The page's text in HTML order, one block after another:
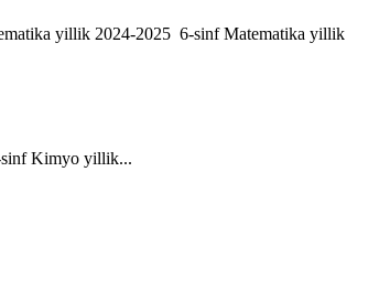
yillik 2024-2025 6-sinf Matematika yillik
Kimyo yillik...